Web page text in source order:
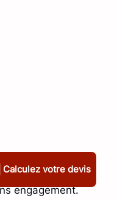
souhaitées.
pour une
engagement.
Calculez votre devis